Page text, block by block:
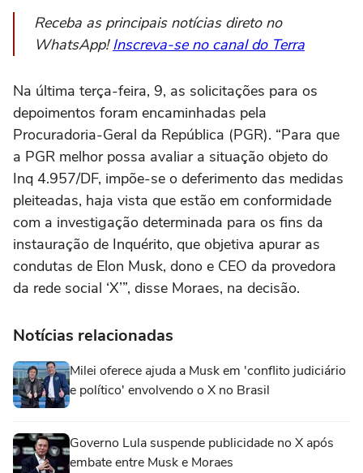
Receba as principais notícias direto no
WhatsApp!Inscreva-se no canal do Terra
Na última terça-feira, 9, as solicitações para os
depoimentos foram encaminhadas pela
Procuradoria-Geral da República (PGR). “Para que
a PGR melhor possa avaliar a situação objeto do
Inq 4.957/DF, impõe-se o deferimento das medidas
pleiteadas, haja vista que estão em conformidade
com a investigação determinada para os fins da
instauração de Inquérito, que objetiva apurar as
condutas de Elon Musk, dono e CEO da provedora
da rede social ‘X’”, disse Moraes, na decisão.
Notícias relacionadas
Milei oferece ajuda a Musk em 'conflito judiciário
e político' envolvendo o X no Brasil
Governo Lula suspende publicidade no X após
embate entre Musk e Moraes